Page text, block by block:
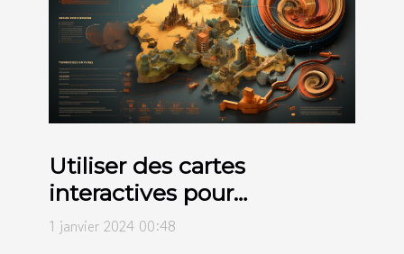
Utiliser des cartes
interactives pour
l'éducation géographique
1 janvier 2024 00:48